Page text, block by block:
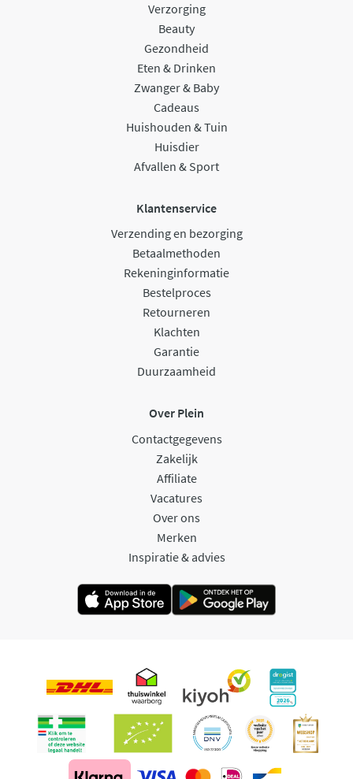
Verzorging
Beauty
Gezondheid
Eten & Drinken
Zwanger & Baby
Cadeaus
Huishouden & Tuin
Huisdier
Afvallen & Sport
Klantenservice
Verzending en bezorging
Betaalmethoden
Rekeninginformatie
Bestelproces
Retourneren
Klachten
Garantie
Duurzaamheid
Over Plein
Contactgegevens
Zakelijk
Affiliate
Vacatures
Over ons
Merken
Inspiratie & advies